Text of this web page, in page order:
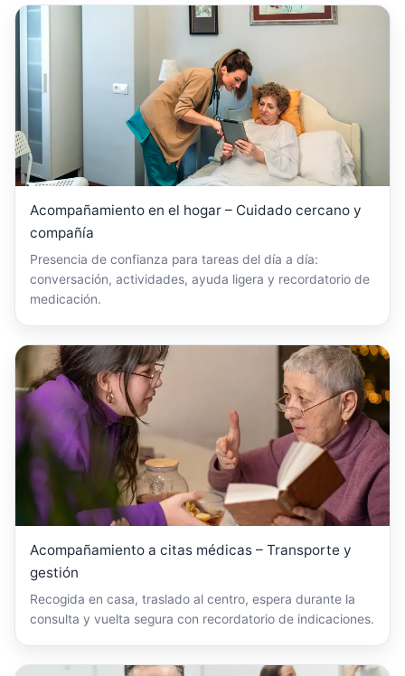
Acompañamiento en el hogar – Cuidado cercano y
compañía
Presencia de confianza para tareas del día a día:
conversación, actividades, ayuda ligera y recordatorio de
medicación.
Acompañamiento a citas médicas – Transporte y
gestión
Recogida en casa, traslado al centro, espera durante la
consulta y vuelta segura con recordatorio de indicaciones.